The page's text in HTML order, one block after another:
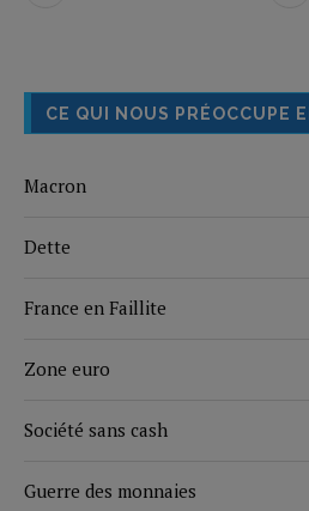
CE QUI NOUS PRÉOCCUPE
Macron
Dette
France en Faillite
Zone euro
Société sans cash
Guerre des monnaies